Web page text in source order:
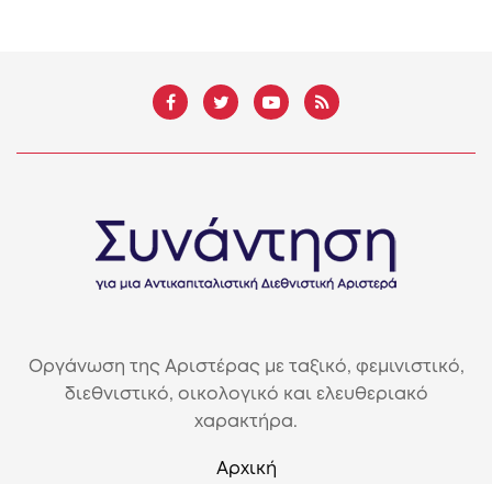
Οργάνωση της Αριστέρας με ταξικό, φεμινιστικό,
διεθνιστικό, οικολογικό και ελευθεριακό
χαρακτήρα.
Αρχική